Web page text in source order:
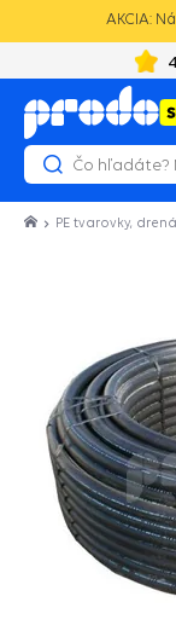
AKCIA:
PE tvarovky,